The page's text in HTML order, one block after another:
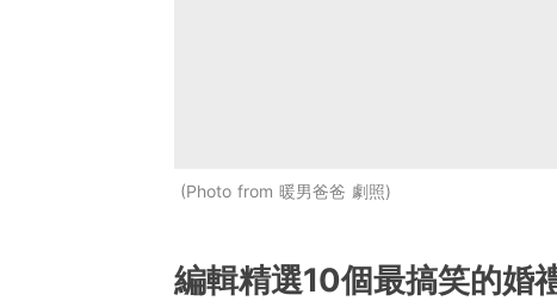
Photo from 暖男爸爸 劇照
編輯精選10個最搞笑的婚